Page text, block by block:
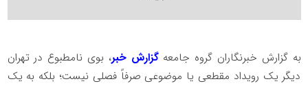
به گزارش خبرنگاران گروه جامعه گزارش خبر، بوی نامطبوع در تهران
دیگر یک رویداد مقطعی یا موضوعی صرفاً فصلی نیست؛ بلکه به یک